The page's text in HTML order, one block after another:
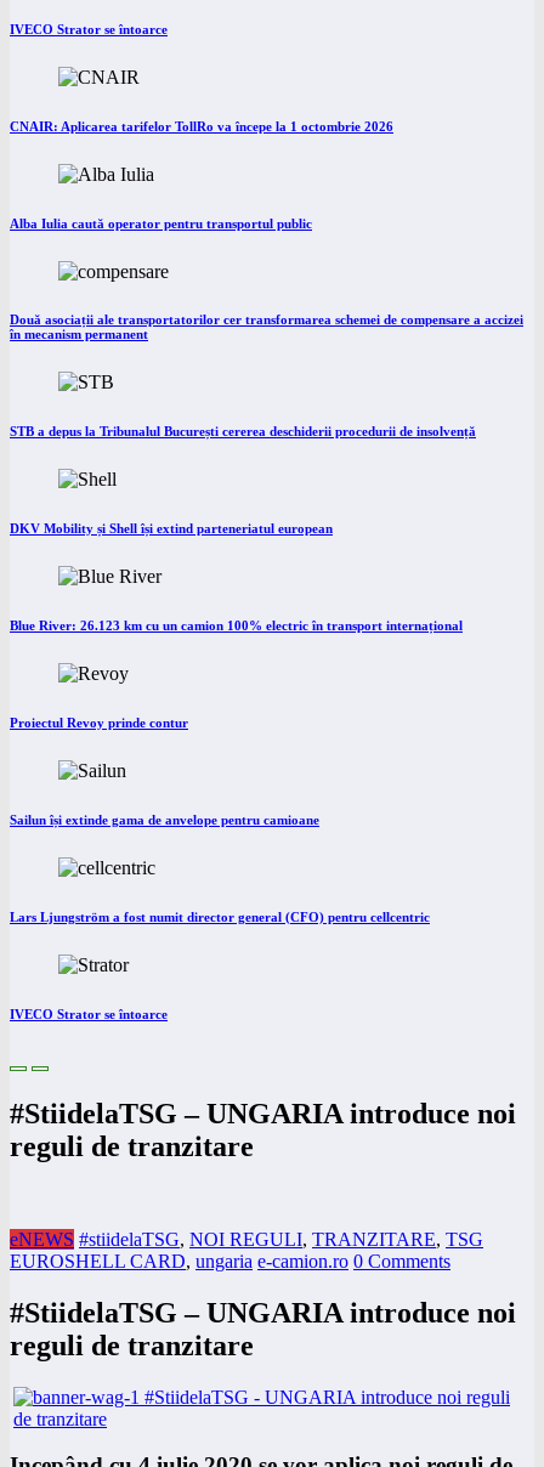
IVECO Strator se întoarce
CNAIR: Aplicarea tarifelor TollRo va începe la 1 octombrie 2026
Alba Iulia caută operator pentru transportul public
Două asociații ale transportatorilor cer transformarea schemei de compensare a accizei
în mecanism permanent
STB a depus la Tribunalul București cererea deschiderii procedurii de insolvență
DKV Mobility și Shell își extind parteneriatul european
Blue River: 26.123 km cu un camion 100% electric în transport internațional
Proiectul Revoy prinde contur
Sailun își extinde gama de anvelope pentru camioane
Lars Ljungström a fost numit director general (CFO) pentru cellcentric
IVECO Strator se întoarce
#StiidelaTSG – UNGARIA introduce noi
reguli de tranzitare
eNEWS #stiidelaTSG, NOI REGULI, TRANZITARE, TSG
EUROSHELL CARD, ungaria e-camion.ro 0 Comments
#StiidelaTSG – UNGARIA introduce noi
reguli de tranzitare